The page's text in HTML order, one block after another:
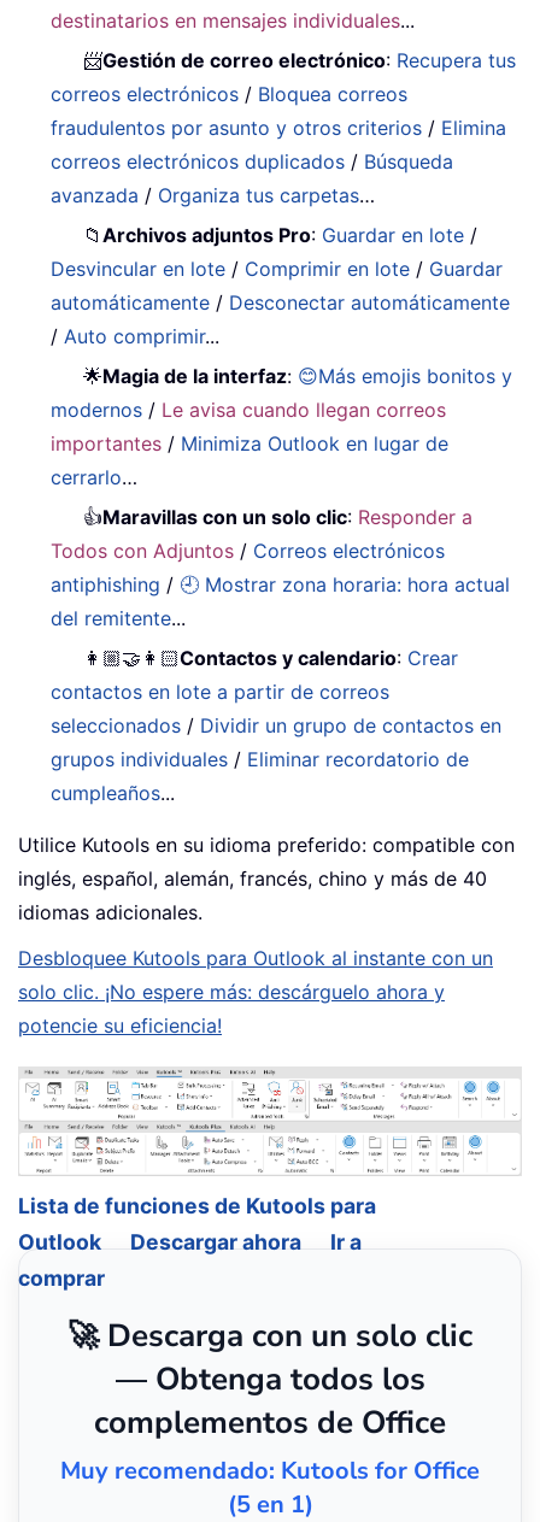
destinatarios en mensajes individuales...
📨Gestión de correo electrónico: Recupera tus
correos electrónicos / Bloquea correos
fraudulentos por asunto y otros criterios / Elimina
correos electrónicos duplicados / Búsqueda
avanzada / Organiza tus carpetas…
📁Archivos adjuntos Pro: Guardar en lote /
Desvincular en lote / Comprimir en lote / Guardar
automáticamente / Desconectar automáticamente
/ Auto comprimir...
🌟Magia de la interfaz: 😊Más emojis bonitos y
modernos / Le avisa cuando llegan correos
importantes / Minimiza Outlook en lugar de
cerrarlo…
👍Maravillas con un solo clic: Responder a
Todos con Adjuntos / Correos electrónicos
antiphishing / 🕘 Mostrar zona horaria: hora actual
del remitente...
👩🏼‍🤝‍👩🏻Contactos y calendario: Crear
contactos en lote a partir de correos
seleccionados / Dividir un grupo de contactos en
grupos individuales / Eliminar recordatorio de
cumpleaños...
Utilice Kutools en su idioma preferido: compatible con
inglés, español, alemán, francés, chino y más de 40
idiomas adicionales.
Desbloquee Kutools para Outlook al instante con un
solo clic. ¡No espere más: descárguelo ahora y
potencie su eficiencia!
Lista de funciones de Kutools para
Outlook
Descargar ahora
Ir a
comprar
🚀 Descarga con un solo clic
— Obtenga todos los
complementos de Office
Muy recomendado: Kutools for Office
(5 en 1)